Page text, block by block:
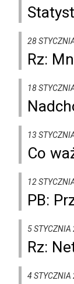
28
Rz:
18
13
Co
12
PB:
5
Rz:
4